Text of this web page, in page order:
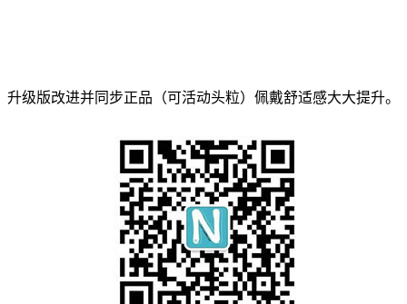
升级版改进并同步正品（可活动头粒）佩戴舒适感大大提升。